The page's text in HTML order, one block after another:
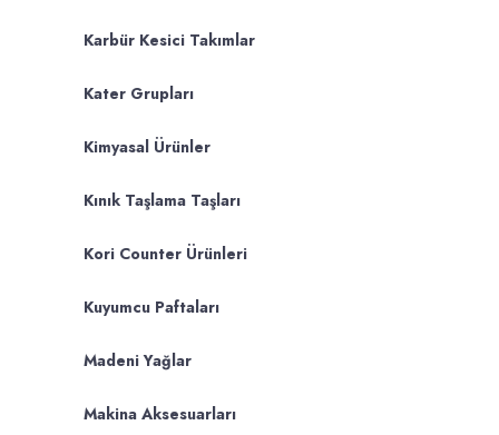
Karbür Kesici Takımlar
Kater Grupları
Kimyasal Ürünler
Kınık Taşlama Taşları
Kori Counter Ürünleri
Kuyumcu Paftaları
Madeni Yağlar
Makina Aksesuarları